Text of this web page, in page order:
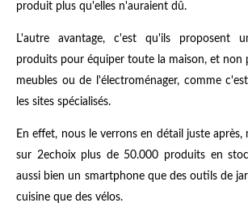
produit plus qu'elles n'auraient dû.
L'autre avantage, c'est qu'ils proposent
produits pour équiper toute la maison, et non
meubles ou de l'électroménager, comme
les sites spécialisés.
En effet, nous le verrons en détail juste après,
sur 2echoix plus de 50.000 produits en
aussi bien un smartphone que des outils de
cuisine que des vélos.